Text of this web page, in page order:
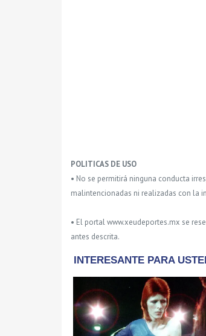
POLITICAS DE USO
• No se permitirá ninguna conducta
malintencionadas ni realizadas con la
• El portal www.xeudeportes.mx se
antes descrita.